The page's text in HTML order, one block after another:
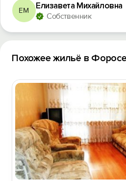
ЕМ Елизавета Михайловна
Собственник
Похожее жильё в